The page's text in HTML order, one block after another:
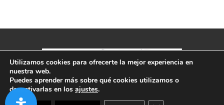
Política de privacidad-Aviso legal-Términos y condiciones
Utilizamos cookies para ofrecerte la mejor experiencia en
nuestra web.
Puedes aprender más sobre qué cookies utilizamos o
desactivarlas en los ajustes.